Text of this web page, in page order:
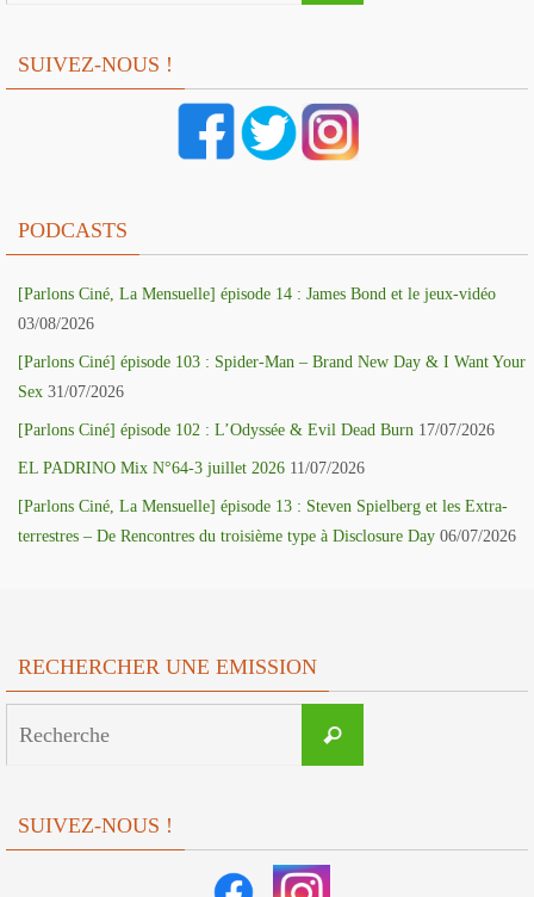
SUIVEZ-NOUS !
PODCASTS
[Parlons Ciné, La Mensuelle] épisode 14 : James Bond et le jeux-vidéo
03/08/2026
[Parlons Ciné] épisode 103 : Spider-Man – Brand New Day & I Want Your
Sex 31/07/2026
[Parlons Ciné] épisode 102 : L’Odyssée & Evil Dead Burn 17/07/2026
EL PADRINO Mix N°64-3 juillet 2026 11/07/2026
[Parlons Ciné, La Mensuelle] épisode 13 : Steven Spielberg et les Extra-
terrestres – De Rencontres du troisième type à Disclosure Day 06/07/2026
RECHERCHER UNE EMISSION
Recherche
SUIVEZ-NOUS !